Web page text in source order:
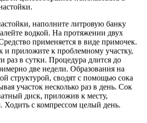
наполните литровую банку
водкой. На протяжении двух
применяется в виде примочек.
и приложите к проблемному участку,
раз в сутки. Процедура длится до
две недели. Образования на
структурой, сводят с помощью сока
участок несколько раз в день. Сок
диск, приложив к месту,
Ходить с компрессом целый день.